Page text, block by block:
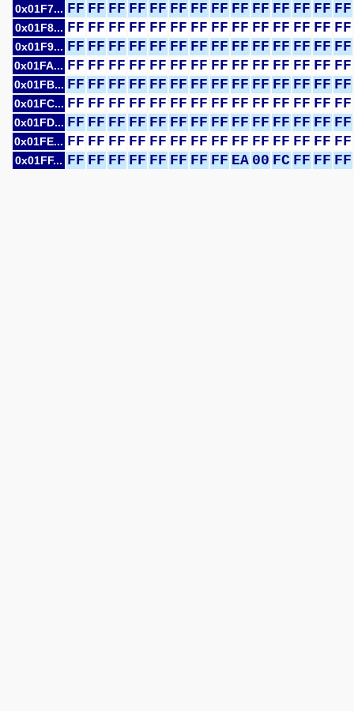
0x01F7... FF FF FF FF FF FF FF FF FF FF FF FF FF FF
0x01F8... FF FF FF FF FF FF FF FF FF FF FF FF FF FF
0x01F9... FF FF FF FF FF FF FF FF FF FF FF FF FF FF
0x01FA... FF FF FF FF FF FF FF FF FF FF FF FF FF FF
0x01FB... FF FF FF FF FF FF FF FF FF FF FF FF FF FF
0x01FC... FF FF FF FF FF FF FF FF FF FF FF FF FF FF
0x01FD... FF FF FF FF FF FF FF FF FF FF FF FF FF FF
0x01FE... FF FF FF FF FF FF FF FF FF FF FF FF FF FF
0x01FF... FF FF FF FF FF FF FF FF EA 00 FC FF FF FF